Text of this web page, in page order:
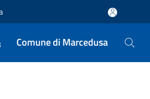
Comune di Marcedusa